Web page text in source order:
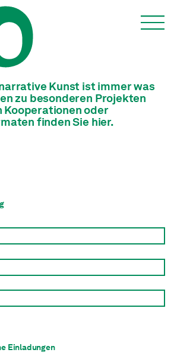
Kunst ist immer was
zu besonderen Projekten
Kooperationen oder
finden Sie hier.
Einladungen